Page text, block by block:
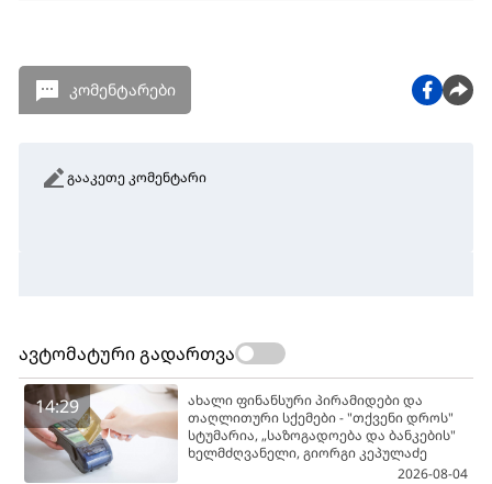
კომენტარები
გააკეთე კომენტარი
ავტომატური გადართვა
14:29
ახალი ფინანსური პირამიდები და
თაღლითური სქემები - "თქვენი დროს"
სტუმარია, „საზოგადოება და ბანკების"
ხელმძღვანელი, გიორგი კეპულაძე
2026-08-04